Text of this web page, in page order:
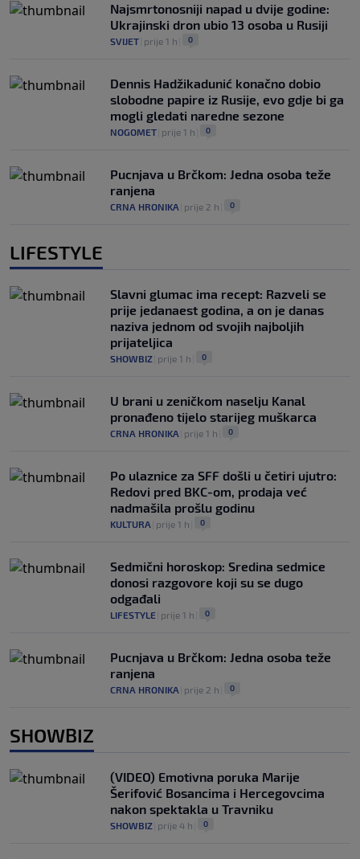
Najsmrtonosniji napad u dvije godine:
Ukrajinski dron ubio 13 osoba u Rusiji
SVIJET prije 1 h 0
Dennis Hadžikadunić konačno dobio
slobodne papire iz Rusije, evo gdje bi ga
mogli gledati naredne sezone
NOGOMET prije 1 h 0
Pucnjava u Brčkom: Jedna osoba teže
ranjena
CRNA HRONIKA prije 2 h 0
LIFESTYLE
Slavni glumac ima recept: Razveli se
prije jedanaest godina, a on je danas
naziva jednom od svojih najboljih
prijateljica
SHOWBIZ prije 1 h 0
U brani u zeničkom naselju Kanal
pronađeno tijelo starijeg muškarca
CRNA HRONIKA prije 1 h 0
Po ulaznice za SFF došli u četiri ujutro:
Redovi pred BKC-om, prodaja već
nadmašila prošlu godinu
KULTURA prije 1 h 0
Sedmični horoskop: Sredina sedmice
donosi razgovore koji su se dugo
odgađali
LIFESTYLE prije 1 h 0
Pucnjava u Brčkom: Jedna osoba teže
ranjena
CRNA HRONIKA prije 2 h 0
SHOWBIZ
(VIDEO) Emotivna poruka Marije
Šerifović Bosancima i Hercegovcima
nakon spektakla u Travniku
SHOWBIZ prije 4 h 0